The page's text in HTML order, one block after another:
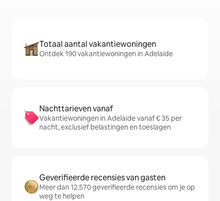
Totaal aantal vakantiewoningen
Ontdek 190 vakantiewoningen in Adelaide
Nachttarieven vanaf
Vakantiewoningen in Adelaide vanaf € 35 per
nacht, exclusief belastingen en toeslagen
Geverifieerde recensies van gasten
Meer dan 12.570 geverifieerde recensies om je op
weg te helpen